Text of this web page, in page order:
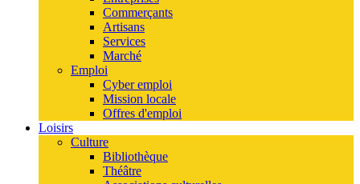
Commerçants
Artisans
Services
Marché
Emploi
Cyber emploi
Mission locale
Offres d'emploi
Loisirs
Culture
Bibliothèque
Théâtre